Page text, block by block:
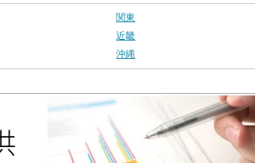
関東
近畿
沖縄